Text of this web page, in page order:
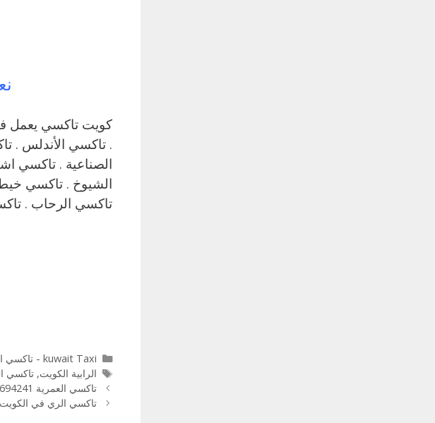
. تاكسي الأندلس .
الصناعية . تاكسي
الشيوخ . تاكسي
تاكسي الرحاب .
التصنيفات
kuwait Taxi - تاكسي الكويت
الوسوم
الرابية الكويت, تاكسي
تاكسي العمرية 69694241 – رقم تاكسي في العمرية
تاكسي الري في